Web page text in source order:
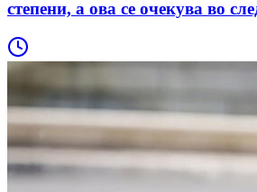
степени, а ова се очекува во